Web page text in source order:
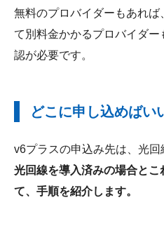
無料のプロバイダーもあれ
て別料金かかるプロバイダ
認が必要です。
どこに申し込めばい
v6プラスの申込み先は、光回
光回線を導入済みの場合と
て、手順を紹介します。